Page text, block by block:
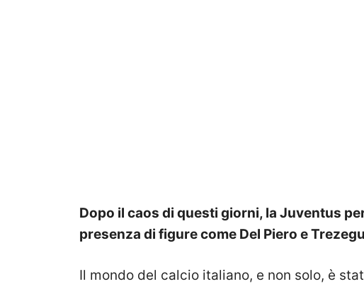
Dopo il caos di questi giorni, la Juventus
presenza di figure come Del Piero e
Il mondo del calcio italiano, e non solo, è